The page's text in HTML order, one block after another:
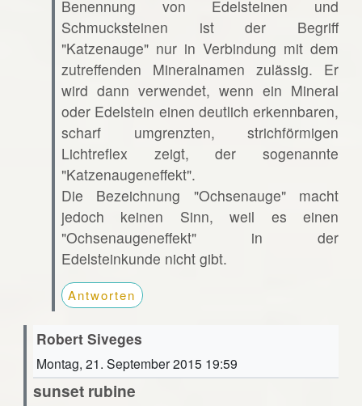
Benennung von Edelsteinen und
Schmucksteinen ist der Begriff
"Katzenauge" nur in Verbindung mit dem
zutreffenden Mineralnamen zulässig. Er
wird dann verwendet, wenn ein Mineral
oder Edelstein einen deutlich erkennbaren,
scharf umgrenzten, strichförmigen
Lichtreflex zeigt, der sogenannte
"Katzenaugeneffekt".
Die Bezeichnung "Ochsenauge" macht
jedoch keinen Sinn, weil es einen
"Ochsenaugeneffekt" in der
Edelsteinkunde nicht gibt.
Antworten
Robert Siveges
Montag, 21. September 2015 19:59
sunset rubine